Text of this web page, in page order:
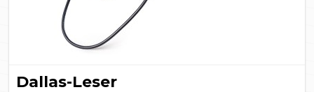
Dallas-Leser